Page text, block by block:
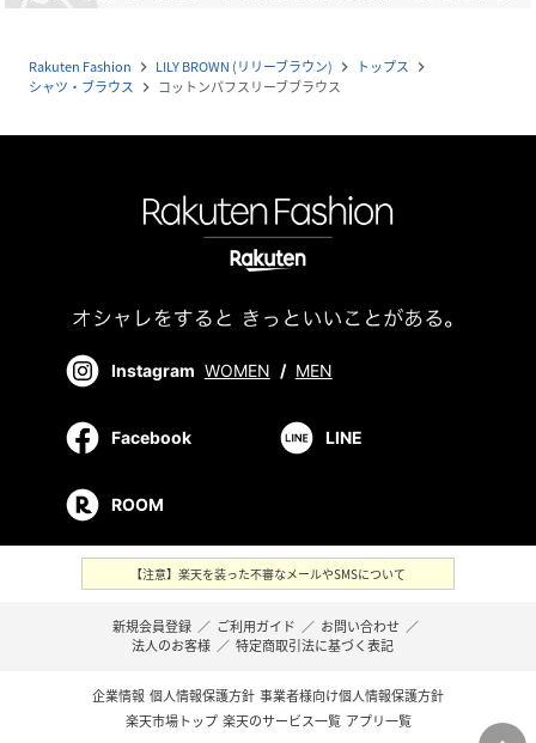
Rakuten Fashion navigate_next LILY BROWN (リリーブラウン) navigate_next トップス navigate_next
シャツ・ブラウス navigate_next コットンパフスリーブブラウス
Instagram WOMEN / MEN
Facebook LINE
ROOM
【注意】楽天を装った不審なメールやSMSについて
新規会員登録 ／ ご利用ガイド ／ お問い合わせ ／
法人のお客様 ／ 特定商取引法に基づく表記
企業情報 個人情報保護方針 事業者様向け個人情報保護方針
楽天市場トップ 楽天のサービス一覧 アプリ一覧